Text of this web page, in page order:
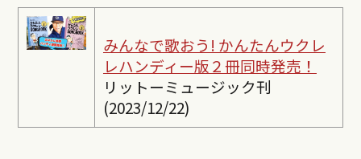
みんなで歌おう! かんたんウクレ
レハンディー版２冊同時発売！
リットーミュージック刊
(2023/12/22)